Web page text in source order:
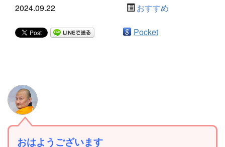
2024.09.22 おすすめ
Pocket
おはようございます